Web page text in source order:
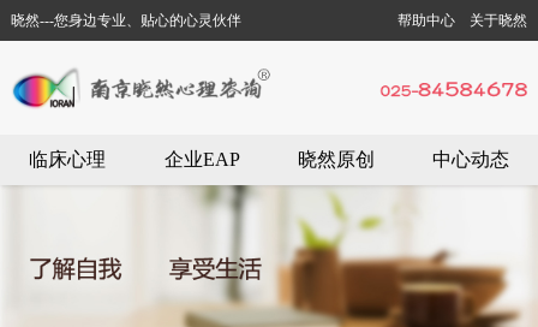
帮助中心 关于晓然
晓然---您身边专业、贴心的心灵伙伴
临床心理 企业EAP 晓然原创 中心动态